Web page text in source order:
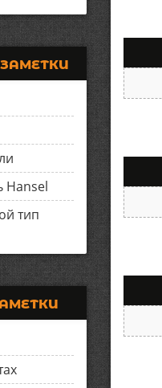
Hansel
тип